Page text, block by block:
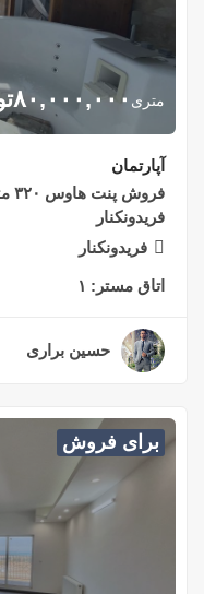
متری ۸۰,۰۰۰,۰۰۰
آپارتمان
فریدونکنار
فریدونکنار
اتاق مستر: ۱
حسین براری
برای فروش